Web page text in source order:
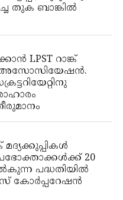
തുക ബാങ്കിൽ
LPST റാങ്ക്
മദ്യക്കുപ്പികള്‍
20
പദ്ധതിയില്‍
കോർപ്പറേഷൻ